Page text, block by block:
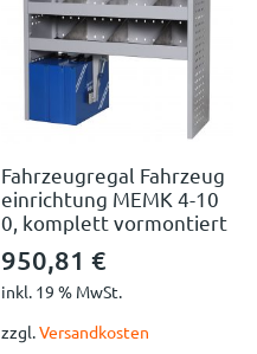
Fahrzeugregal Fahrzeug
einrichtung MEMK 4-10
0, komplett vormontiert
950,81€
inkl. 19 % MwSt.
zzgl.Versandkosten